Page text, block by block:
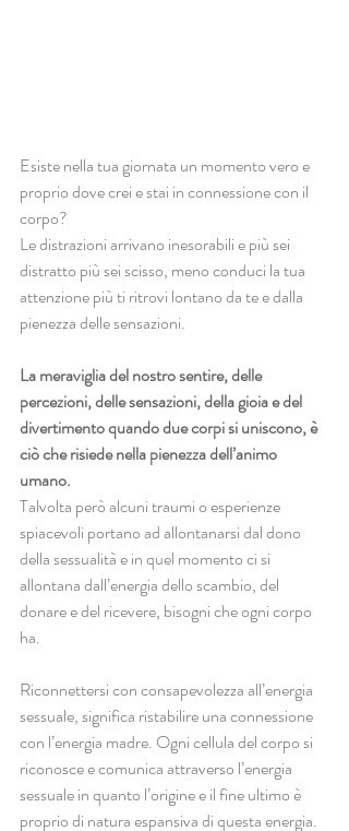
Esiste nella tua giornata un momento vero e
proprio dove crei e stai in connessione con il
corpo?
Le distrazioni arrivano inesorabili e più sei
distratto più sei scisso, meno conduci la tua
attenzione più ti ritrovi lontano da te e dalla
pienezza delle sensazioni.
La meraviglia del nostro sentire, delle
percezioni, delle sensazioni, della gioia e del
divertimento quando due corpi si uniscono, è
ciò che risiede nella pienezza dell’animo
umano.
Talvolta però alcuni traumi o esperienze
spiacevoli portano ad allontanarsi dal dono
della sessualità e in quel momento ci si
allontana dall’energia dello scambio, del
donare e del ricevere, bisogni che ogni corpo
ha.
Riconnettersi con consapevolezza all’energia
sessuale, significa ristabilire una connessione
con l’energia madre. Ogni cellula del corpo si
riconosce e comunica attraverso l’energia
sessuale in quanto l’origine e il fine ultimo è
proprio di natura espansiva di questa energia.